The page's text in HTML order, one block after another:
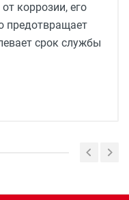
коррозии, его
предотвращает
срок службы